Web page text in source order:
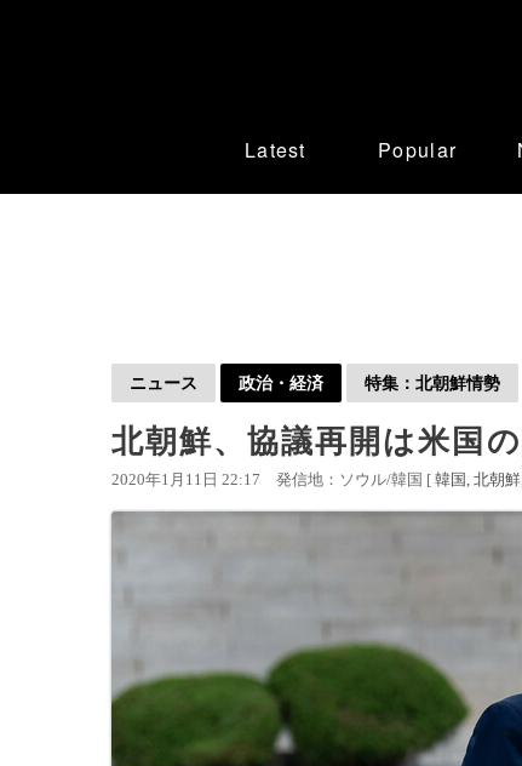
Latest Popular
ニュース 政治・経済 特集：北朝鮮情勢
北朝鮮、協議再開は米国
2020年1月11日 22:17 発信地：ソウル/韓国 [ 韓国 北朝鮮